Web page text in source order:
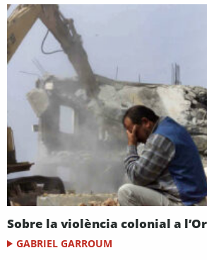
Sobre la violència colonial a
GABRIEL GARROUM